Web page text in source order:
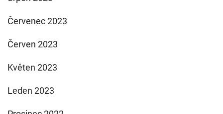
Červenec 2023
Červen 2023
Květen 2023
Leden 2023